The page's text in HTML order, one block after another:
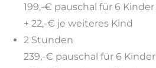
199,-€ pauschal für 6 Kinder
+ 22,-€ je weiteres Kind
2 Stunden
239,-€ pauschal für 6 Kinder